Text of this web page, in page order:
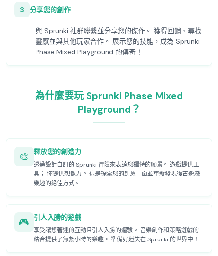
3 分享您的創作
與 Sprunki 社群聯繫並分享您的傑作。 獲得回饋、尋找
靈感並與其他玩家合作。 展示您的技能，成為 Sprunki
Phase Mixed Playground 的傳奇！
為什麼要玩 Sprunki Phase Mixed
Playground？
🎨 釋放您的創造力
透過設計自訂的 Sprunki 冒險來表達您獨特的願景。 遊戲提供工
具； 你提供想像力。 這是探索您的創意一面並重新發現復古遊戲
樂趣的絕佳方式。
🎮 引人入勝的遊戲
享受讓您著迷的互動且引人入勝的體驗。 音樂創作和策略遊戲的
結合提供了無數小時的樂趣。 準備好迷失在 Sprunki 的世界中！